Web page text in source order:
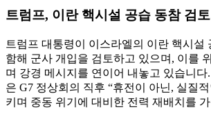
트럼프, 이란 핵시설 공습 동참 검
트럼프 대통령이 이스라엘의 이란 핵시
함해 군사 개입을 검토하고 있으며, 이를
며 강경 메시지를 연이어 내놓고 있습니
은 G7 정상회의 직후 “휴전이 아닌, 실질
키며 중동 위기에 대비한 전력 재배치를